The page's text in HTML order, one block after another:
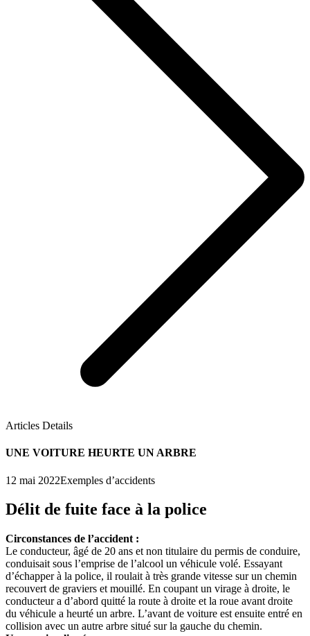
Articles Details
UNE VOITURE HEURTE UN ARBRE
12 mai 2022Exemples d’accidents
Délit de fuite face à la police
Circonstances de l’accident :
Le conducteur, âgé de 20 ans et non titulaire du permis de conduire,
conduisait sous l’emprise de l’alcool un véhicule volé. Essayant
d’échapper à la police, il roulait à très grande vitesse sur un chemin
recouvert de graviers et mouillé. En coupant un virage à droite, le
conducteur a d’abord quitté la route à droite et la roue avant droite
du véhicule a heurté un arbre. L’avant de voiture est ensuite entré en
collision avec un autre arbre situé sur la gauche du chemin.